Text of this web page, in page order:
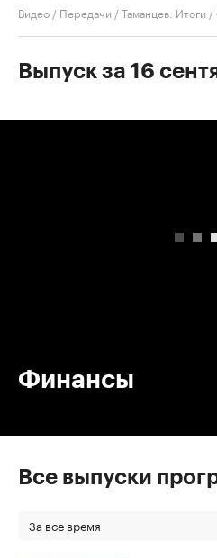
Видео / Передачи /Таманцев. Итоги /
Выпуск за 16
Финансы
Все выпуски
За все время